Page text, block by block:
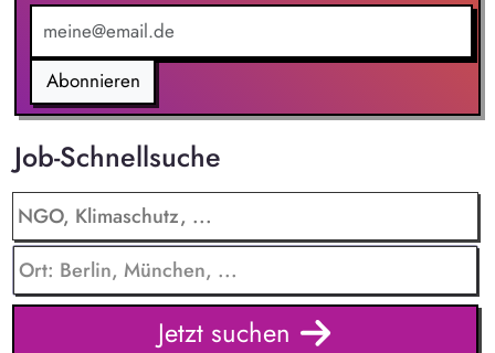
Verantwortung sowie des Kontroll- und Zertifizierungssystems.
Durchführung regionalspezifischer Schulungen für externe
Kontrollstellen sowie Webinaren und Workshops zu
Sozialstandards, Menschen- und Arbeitsrechten.
Abonnieren
Job-Schnellsuche
Jetzt suchen